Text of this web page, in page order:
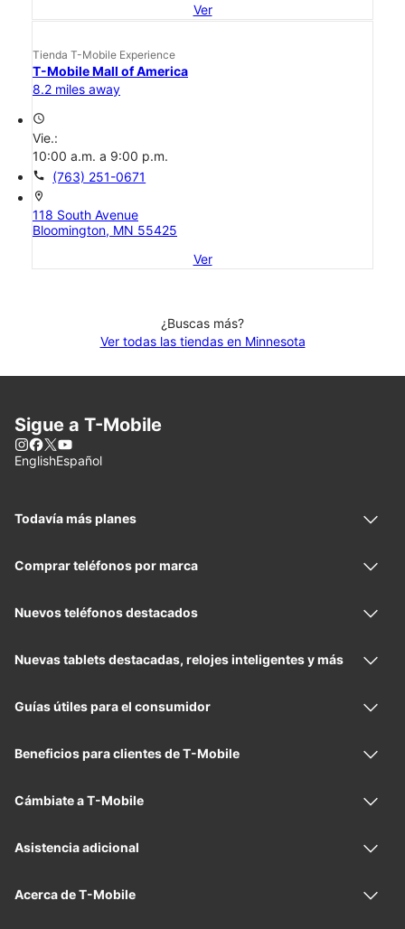
Ver
Tienda T-Mobile Experience
T-Mobile Mall of America
8.2 miles away
access_time
Vie.:
10:00 a.m. a 9:00 p.m.
call (763) 251-0671
location_on
118 South Avenue
Bloomington, MN 55425
Ver
¿Buscas más?
Ver todas las tiendas en Minnesota